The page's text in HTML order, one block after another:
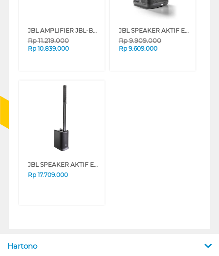
JBL AMPLIFIER JBL-BEYOND-1
Rp11.219.000
Rp 10.839.000
JBL SPEAKER AKTIF EON ONE COMPACT
Rp9.909.000
Rp 9.609.000
JBL SPEAKER AKTIF EON ONE MK2
Rp 17.709.000
Hartono